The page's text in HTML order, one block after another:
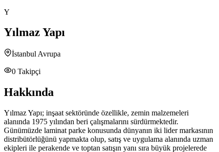
Y
Yılmaz Yapı
İstanbul Avrupa
0 Takipçi
Hakkında
Yılmaz Yapı; inşaat sektöründe özellikle, zemin malzemeleri
alanında 1975 yılından beri çalışmalarını sürdürmektedir.
Günümüzde laminat parke konusunda dünyanın iki lider markasının
distribütörlüğünü yapmakta olup, satış ve uygulama alanında uzman
ekipleri ile perakende ve toptan satışın yanı sıra büyük projelerede